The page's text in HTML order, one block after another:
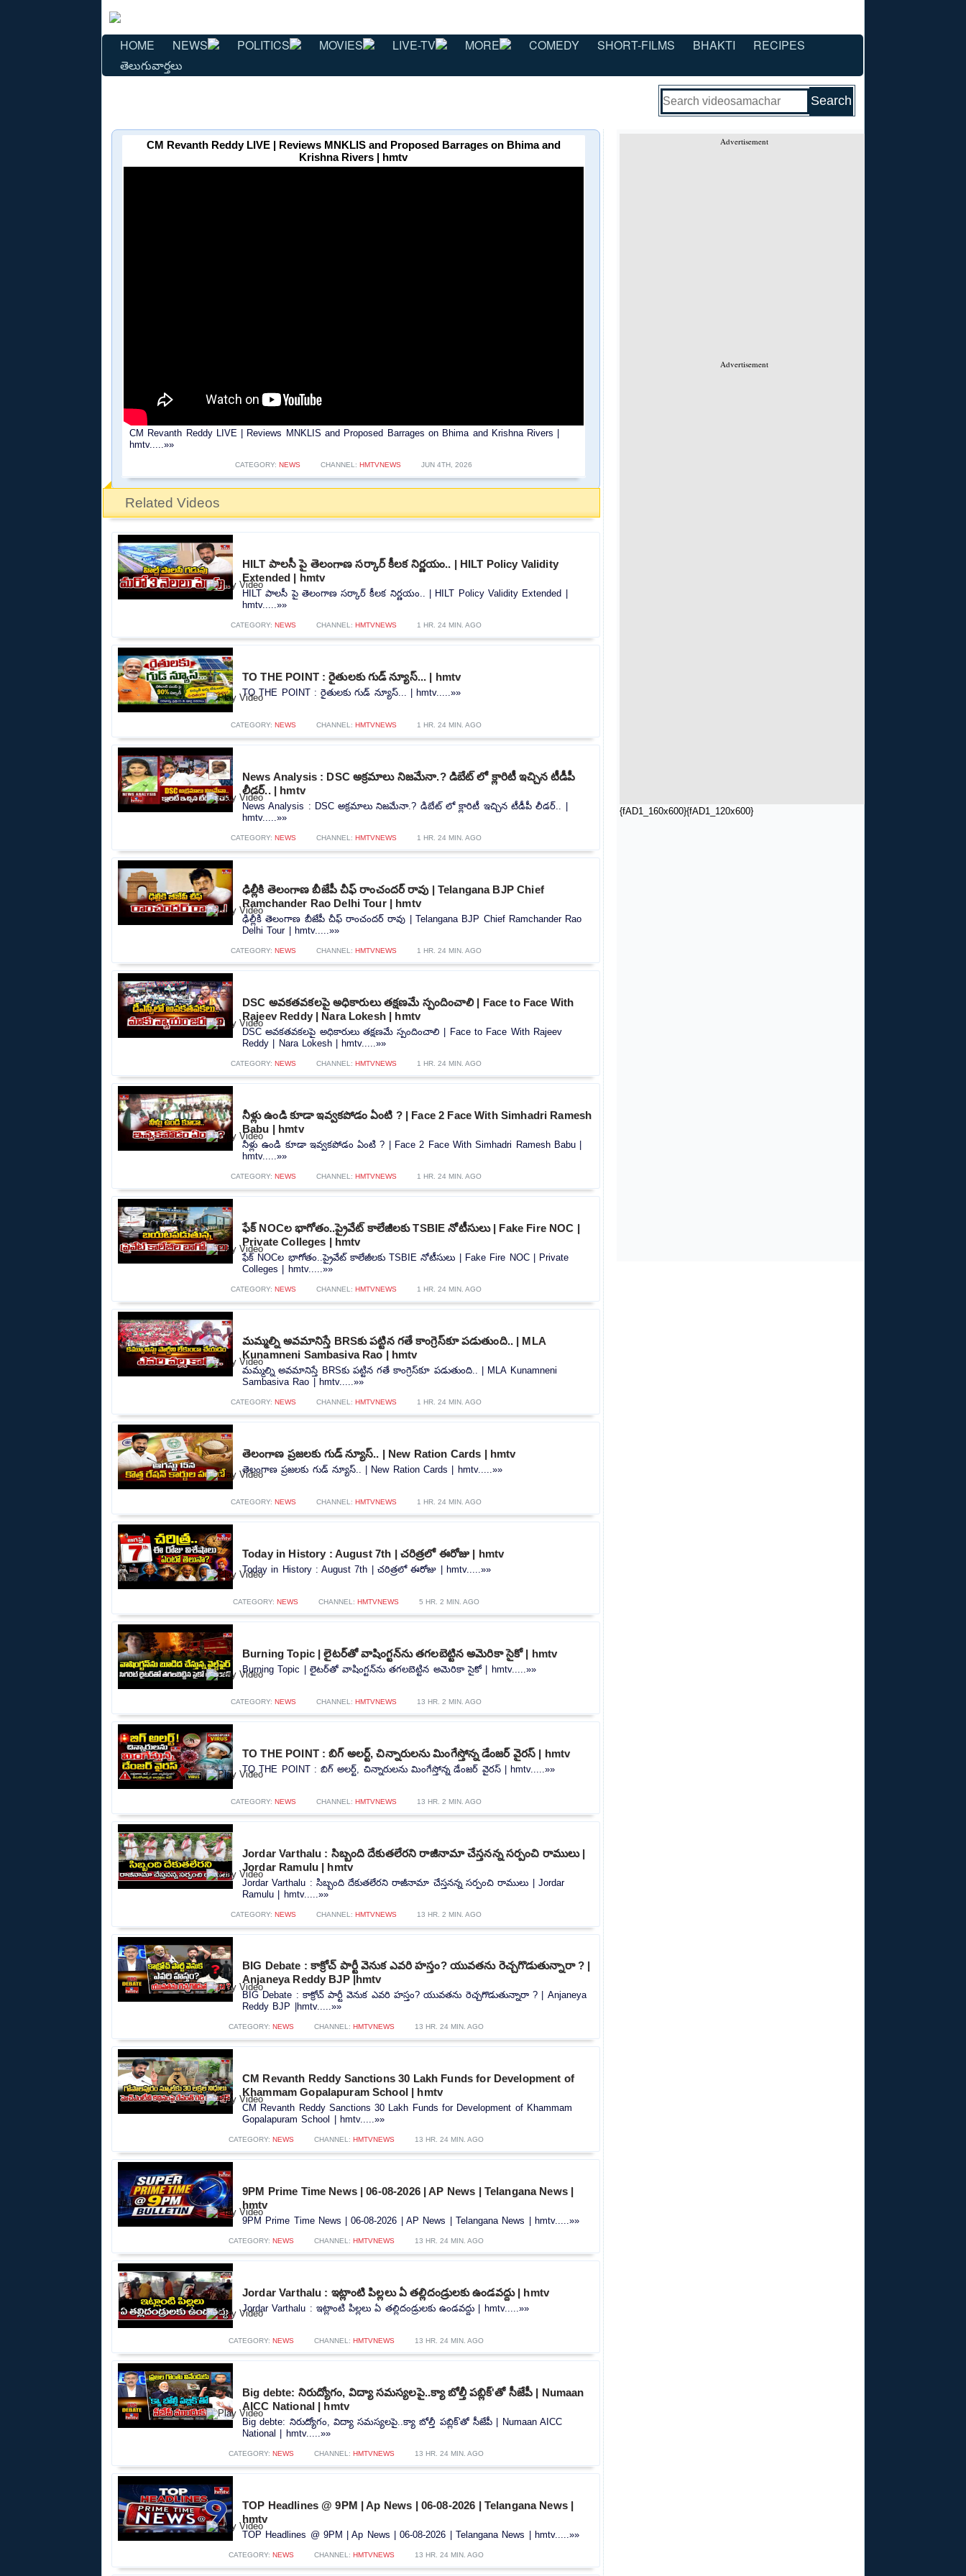
HOME NEWS POLITICS MOVIES LIVE-TV MORE COMEDY SHORT-FILMS BHAKTI
RECIPES
తెలుగువార్తలు
Advertisement
Advertisement
{fAD1_160x600}{fAD1_120x600}
CM Revanth Reddy LIVE | Reviews MNKLIS and Proposed Barrages on Bhima and
Krishna Rivers | hmtv
CM Revanth Reddy LIVE | Reviews MNKLIS and Proposed Barrages on Bhima and Krishna Rivers |
hmtv.....»»
CATEGORY: NEWS CHANNEL: HMTVNEWS JUN 4TH, 2026
Related Videos
HILT పాలసీ పై తెలంగాణ సర్కార్ కీలక నిర్ణయం.. | HILT Policy Validity
Extended | hmtv
HILT పాలసీ పై తెలంగాణ సర్కార్ కీలక నిర్ణయం.. | HILT Policy Validity Extended |
hmtv.....»»
CATEGORY: NEWS CHANNEL: HMTVNEWS 1 HR. 24 MIN. AGO
TO THE POINT : రైతులకు గుడ్ న్యూస్... | hmtv
TO THE POINT : రైతులకు గుడ్ న్యూస్... | hmtv.....»»
CATEGORY: NEWS CHANNEL: HMTVNEWS 1 HR. 24 MIN. AGO
News Analysis : DSC అక్రమాలు నిజమేనా.? డిబేట్ లో క్లారిటీ ఇచ్చిన టీడీపీ
లీడర్.. | hmtv
News Analysis : DSC అక్రమాలు నిజమేనా.? డిబేట్ లో క్లారిటీ ఇచ్చిన టీడీపీ లీడర్.. |
hmtv.....»»
CATEGORY: NEWS CHANNEL: HMTVNEWS 1 HR. 24 MIN. AGO
ఢిల్లీకి తెలంగాణ బీజేపీ చీఫ్ రాంచందర్ రావు | Telangana BJP Chief
Ramchander Rao Delhi Tour | hmtv
ఢిల్లీకి తెలంగాణ బీజేపీ చీఫ్ రాంచందర్ రావు | Telangana BJP Chief Ramchander Rao
Delhi Tour | hmtv.....»»
CATEGORY: NEWS CHANNEL: HMTVNEWS 1 HR. 24 MIN. AGO
DSC అవకతవకలపై అధికారులు తక్షణమే స్పందించాలి | Face to Face With
Rajeev Reddy | Nara Lokesh | hmtv
DSC అవకతవకలపై అధికారులు తక్షణమే స్పందించాలి | Face to Face With Rajeev
Reddy | Nara Lokesh | hmtv.....»»
CATEGORY: NEWS CHANNEL: HMTVNEWS 1 HR. 24 MIN. AGO
నీళ్లు ఉండి కూడా ఇవ్వకపోడం ఏంటి ? | Face 2 Face With Simhadri Ramesh
Babu | hmtv
నీళ్లు ఉండి కూడా ఇవ్వకపోడం ఏంటి ? | Face 2 Face With Simhadri Ramesh Babu |
hmtv.....»»
CATEGORY: NEWS CHANNEL: HMTVNEWS 1 HR. 24 MIN. AGO
ఫేక్ NOCల భాగోతం..ప్రైవేట్ కాలేజీలకు TSBIE నోటీసులు | Fake Fire NOC |
Private Colleges | hmtv
ఫేక్ NOCల భాగోతం..ప్రైవేట్ కాలేజీలకు TSBIE నోటీసులు | Fake Fire NOC | Private
Colleges | hmtv.....»»
CATEGORY: NEWS CHANNEL: HMTVNEWS 1 HR. 24 MIN. AGO
మమ్మల్ని అవమానిస్తే BRSకు పట్టిన గతే కాంగ్రెస్‌కూ పడుతుంది.. | MLA
Kunamneni Sambasiva Rao | hmtv
మమ్మల్ని అవమానిస్తే BRSకు పట్టిన గతే కాంగ్రెస్‌కూ పడుతుంది.. | MLA Kunamneni
Sambasiva Rao | hmtv.....»»
CATEGORY: NEWS CHANNEL: HMTVNEWS 1 HR. 24 MIN. AGO
తెలంగాణ ప్రజలకు గుడ్ న్యూస్.. | New Ration Cards | hmtv
తెలంగాణ ప్రజలకు గుడ్ న్యూస్.. | New Ration Cards | hmtv.....»»
CATEGORY: NEWS CHANNEL: HMTVNEWS 1 HR. 24 MIN. AGO
Today in History : August 7th | చరిత్రలో ఈరోజు | hmtv
Today in History : August 7th | చరిత్రలో ఈరోజు | hmtv.....»»
CATEGORY: NEWS CHANNEL: HMTVNEWS 5 HR. 2 MIN. AGO
Burning Topic | లైటర్‌తో వాషింగ్టన్‌ను తగలబెట్టిన అమెరికా సైకో | hmtv
Burning Topic | లైటర్‌తో వాషింగ్టన్‌ను తగలబెట్టిన అమెరికా సైకో | hmtv.....»»
CATEGORY: NEWS CHANNEL: HMTVNEWS 13 HR. 2 MIN. AGO
TO THE POINT : బిగ్ అలర్ట్, చిన్నారులను మింగేస్తోన్న డేంజర్ వైరస్ | hmtv
TO THE POINT : బిగ్ అలర్ట్, చిన్నారులను మింగేస్తోన్న డేంజర్ వైరస్ | hmtv.....»»
CATEGORY: NEWS CHANNEL: HMTVNEWS 13 HR. 2 MIN. AGO
Jordar Varthalu : సిబ్బంది దేకుతలేరని రాజీనామా చేస్తనన్న సర్పంచి రాములు |
Jordar Ramulu | hmtv
Jordar Varthalu : సిబ్బంది దేకుతలేరని రాజీనామా చేస్తనన్న సర్పంచి రాములు | Jordar
Ramulu | hmtv.....»»
CATEGORY: NEWS CHANNEL: HMTVNEWS 13 HR. 2 MIN. AGO
BIG Debate : కాక్రోచ్ పార్టీ వెనుక ఎవరి హస్తం? యువతను రెచ్చగొడుతున్నారా ? |
Anjaneya Reddy BJP |hmtv
BIG Debate : కాక్రోచ్ పార్టీ వెనుక ఎవరి హస్తం? యువతను రెచ్చగొడుతున్నారా ? | Anjaneya
Reddy BJP |hmtv.....»»
CATEGORY: NEWS CHANNEL: HMTVNEWS 13 HR. 24 MIN. AGO
CM Revanth Reddy Sanctions 30 Lakh Funds for Development of
Khammam Gopalapuram School | hmtv
CM Revanth Reddy Sanctions 30 Lakh Funds for Development of Khammam
Gopalapuram School | hmtv.....»»
CATEGORY: NEWS CHANNEL: HMTVNEWS 13 HR. 24 MIN. AGO
9PM Prime Time News | 06-08-2026 | AP News | Telangana News |
hmtv
9PM Prime Time News | 06-08-2026 | AP News | Telangana News | hmtv.....»»
CATEGORY: NEWS CHANNEL: HMTVNEWS 13 HR. 24 MIN. AGO
Jordar Varthalu : ఇట్లాంటి పిల్లలు ఏ తల్లిదండ్రులకు ఉండవద్దు | hmtv
Jordar Varthalu : ఇట్లాంటి పిల్లలు ఏ తల్లిదండ్రులకు ఉండవద్దు | hmtv.....»»
CATEGORY: NEWS CHANNEL: HMTVNEWS 13 HR. 24 MIN. AGO
Big debte: నిరుద్యోగం, విద్యా సమస్యలపై..క్యా బోల్తీ పబ్లిక్'తో సీజేపీ | Numaan
AICC National | hmtv
Big debte: నిరుద్యోగం, విద్యా సమస్యలపై..క్యా బోల్తీ పబ్లిక్'తో సీజేపీ | Numaan AICC
National | hmtv.....»»
CATEGORY: NEWS CHANNEL: HMTVNEWS 13 HR. 24 MIN. AGO
TOP Headlines @ 9PM | Ap News | 06-08-2026 | Telangana News |
hmtv
TOP Headlines @ 9PM | Ap News | 06-08-2026 | Telangana News | hmtv.....»»
CATEGORY: NEWS CHANNEL: HMTVNEWS 13 HR. 24 MIN. AGO